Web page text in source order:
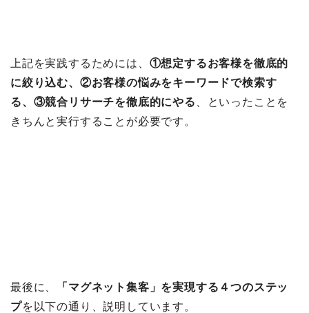
上記を実践するためには、 ①想定するお客様を徹底的
に絞り込む、②お客様の悩みをキーワードで検索す
る、③競合リサーチを徹底的にやる
、といったことを
きちんと実行することが必要です。
最後に、
「マグネット集客」を実現する４つのステッ
プを以下の通り、説明しています。